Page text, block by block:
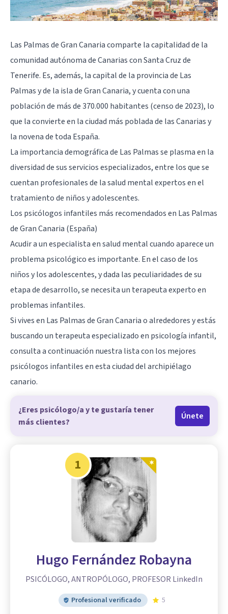
Las Palmas de Gran Canaria comparte la capitalidad de la
comunidad autónoma de Canarias con Santa Cruz de
Tenerife. Es, además, la capital de la provincia de Las
Palmas y de la isla de Gran Canaria, y cuenta con una
población de más de 370.000 habitantes (censo de 2023), lo
que la convierte en la ciudad más poblada de las Canarias y
la novena de toda España.
La importancia demográfica de Las Palmas se plasma en la
diversidad de sus servicios especializados, entre los que se
cuentan profesionales de la salud mental expertos en el
tratamiento de niños y adolescentes.
Los psicólogos infantiles más recomendados en Las Palmas
de Gran Canaria (España)
Acudir a un especialista en salud mental cuando aparece un
problema psicológico es importante. En el caso de los
niños y los adolescentes, y dada las peculiaridades de su
etapa de desarrollo, se necesita un terapeuta experto en
problemas infantiles.
Si vives en Las Palmas de Gran Canaria o alrededores y estás
buscando un terapeuta especializado en psicología infantil,
consulta a continuación nuestra lista con los mejores
psicólogos infantiles en esta ciudad del archipiélago
canario.
¿Eres psicólogo/a y te gustaría tener
más clientes?
Únete
1
Hugo Fernández Robayna
PSICÓLOGO, ANTROPÓLOGO, PROFESOR LinkedIn
Profesional verificado 5